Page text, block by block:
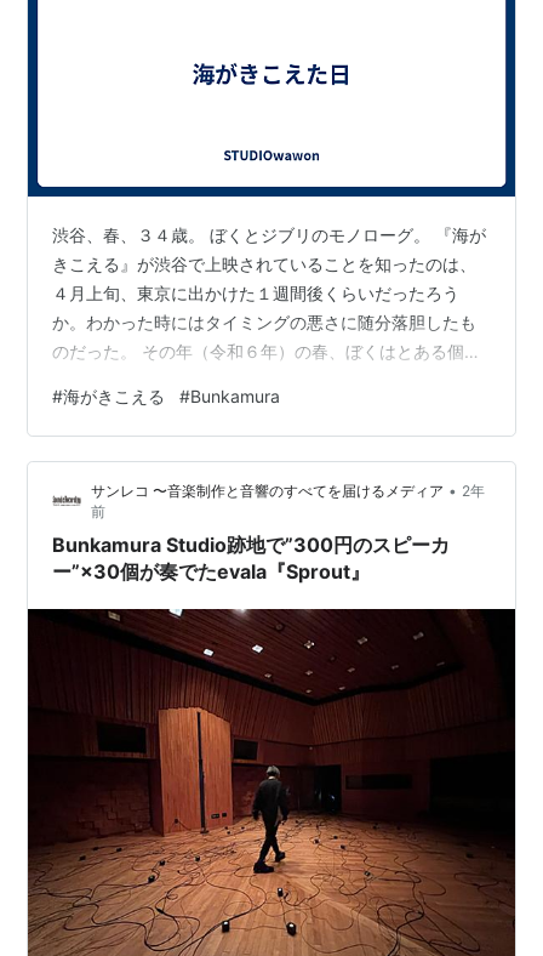
渋谷、春、３４歳。 ぼくとジブリのモノローグ。 『海が
きこえる』が渋谷で上映されていることを知ったのは、
４月上旬、東京に出かけた１週間後くらいだったろう
か。わかった時にはタイミングの悪さに随分落胆したも
のだった。 その年（令和６年）の春、ぼくはとある個展
から約１ヶ月半ぶりだった。我ながら短いスパンだなあ
と呆れつつ東京駅に着いた。相変わらずの人だかりだ。
そこから個展が行われている近くの駅までゆき、荷物を
コインロッカーに入れた後しばらくぶらぶら散歩した。
手ぶらっていうのはやっぱりいいものだ。こういったお
金の使い方も悪くない。むしろ旅が快適になる…
#海がきこえる #Bunkamura
サンレコ 〜音楽制作と音響のすべてを届けるメディア • 2年
前
Bunkamura Studio跡地で”300円のスピーカ
ー”×30個が奏でたevala『Sprout』